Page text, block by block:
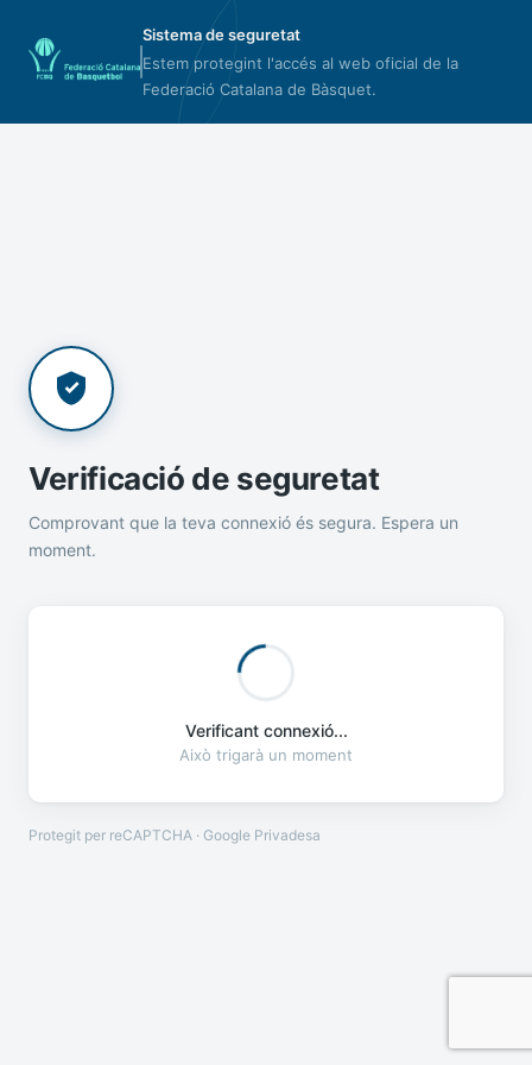
Sistema de seguretat
Estem protegint l'accés al web oficial de la
Federació Catalana de Bàsquet.
Verificació de seguretat
Comprovant que la teva connexió és segura. Espera un
moment.
Verificant connexió...
Això trigarà un moment
Protegit per reCAPTCHA · Google Privadesa